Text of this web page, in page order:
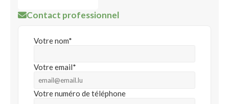
Contact professionnel
Votre nom*
Votre email*
Votre numéro de téléphone